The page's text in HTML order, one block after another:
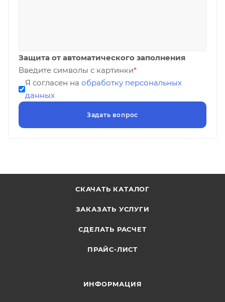
Защита от автоматического заполнения
Введите символы с картинки*
Я согласен на обработку персональных
данных
СКАЧАТЬ КАТАЛОГ
ЗАКАЗАТЬ УСЛУГИ
СДЕЛАТЬ РАСЧЕТ
ПРАЙС-ЛИСТ
ИНФОРМАЦИЯ